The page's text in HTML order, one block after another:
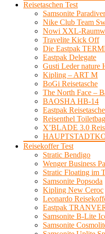
Reisetaschen Test
Samsonite
Nike Club Team
Nowi XXL-
Travelite Kick Off
Die Eastpak
Eastpak Delegate
Gusti Leder nature
Kipling – ART M
BoGi Reisetasche
The North Face –
BAOSHA HB-14
Eastpak
Reisenthel Toiletbag
X’BLADE 3.0
Reisekoffer Test
Stratic Bendigo
Wenger Business
Stratic Floating im
Samsonite Popsoda
Kipling New Ceroc
Leonardo
Eastpak
Samsonite B-Lite
Samsonite